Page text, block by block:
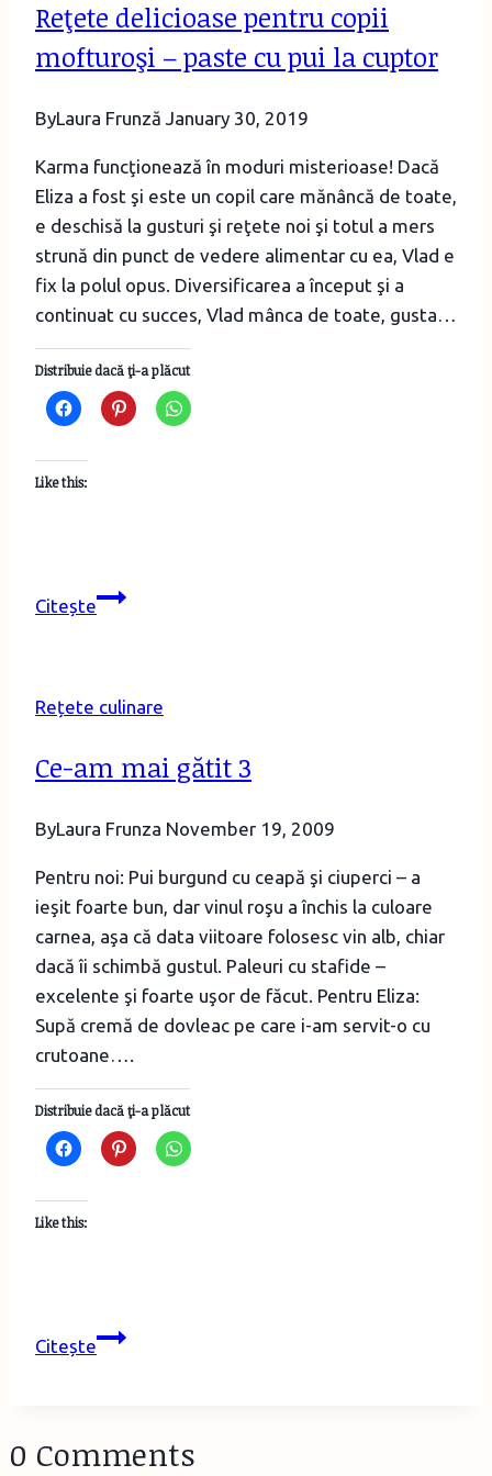
Reţete delicioase pentru copii
mofturoşi – paste cu pui la cuptor
ByLaura Frunză January 30, 2019
Karma funcţionează în moduri misterioase! Dacă
Eliza a fost şi este un copil care mănâncă de toate,
e deschisă la gusturi şi reţete noi şi totul a mers
strună din punct de vedere alimentar cu ea, Vlad e
fix la polul opus. Diversificarea a început şi a
continuat cu succes, Vlad mânca de toate, gusta…
Distribuie dacă ţi-a plăcut
Like this:
CiteșteReţete
mofturoşi
paste
pui
Rețete culinare
Ce-am mai gătit 3
ByLaura Frunza November 19, 2009
Pentru noi: Pui burgund cu ceapă şi ciuperci – a
ieşit foarte bun, dar vinul roşu a închis la culoare
carnea, aşa că data viitoare folosesc vin alb, chiar
dacă îi schimbă gustul. Paleuri cu stafide –
excelente şi foarte uşor de făcut. Pentru Eliza:
Supă cremă de dovleac pe care i-am servit-o cu
crutoane….
Distribuie dacă ţi-a plăcut
Like this:
CiteșteCe-
3
0 Comments